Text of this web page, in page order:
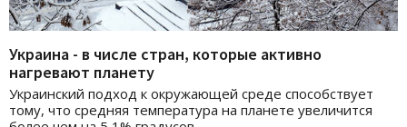
Украина - в числе стран, которые активно
нагревают планету
Украинский подход к окружающей среде способствует
тому, что средняя температура на планете увеличится